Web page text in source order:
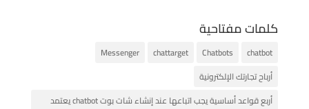
كلمات مفتاحية
chatbot
Chatbots
chattarget
Messenger
أرباح تجارتك الإلكترونية
أربع قواعد أساسية يجب اتباعها عند إنشاء شات بوت chatbot يعتمد